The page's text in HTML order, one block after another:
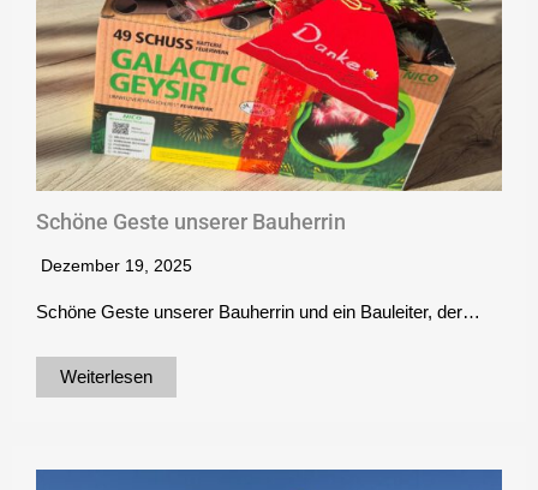
Schöne Geste unserer Bauherrin
Dezember 19, 2025
Schöne Geste unserer Bauherrin und ein Bauleiter, der…
Weiterlesen